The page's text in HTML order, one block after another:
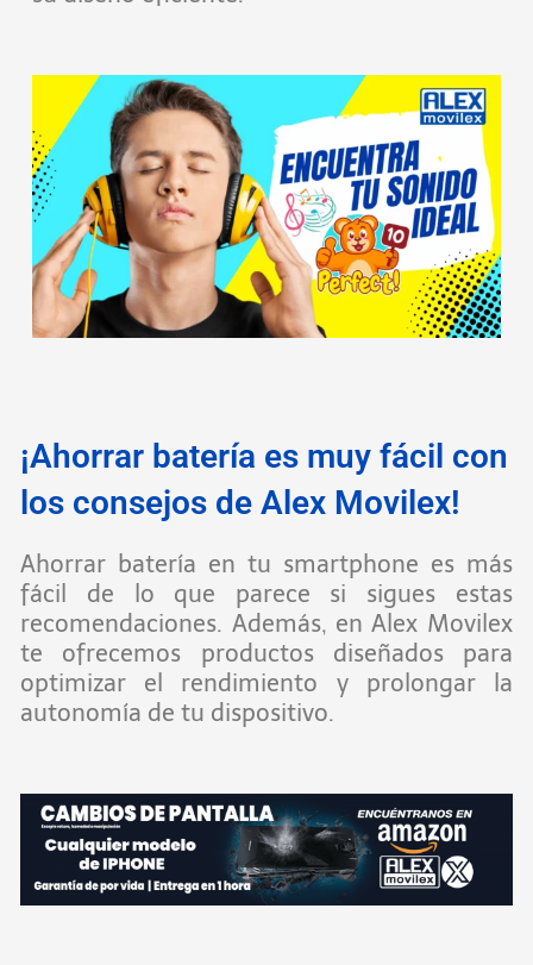
¡Ahorrar batería es muy fácil con
los consejos de Alex Movilex!
Ahorrar batería en tu smartphone es más
fácil de lo que parece si sigues estas
recomendaciones. Además, en Alex Movilex
te ofrecemos productos diseñados para
optimizar el rendimiento y prolongar la
autonomía de tu dispositivo.